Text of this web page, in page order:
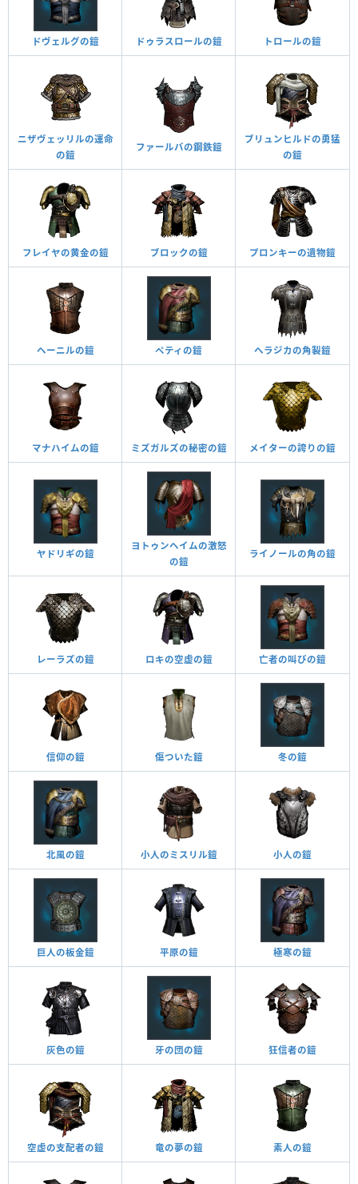
ドヴェルグの鎧 ドゥラスロールの鎧 トロールの鎧
ニザヴェッリルの運命
の鎧
ファールバの鋼鉄鎧
ブリュンヒルドの勇猛
の鎧
フレイヤの黄金の鎧 ブロックの鎧 プロンキーの遺物鎧
ヘーニルの鎧 ペティの鎧 ヘラジカの角製鎧
マナハイムの鎧 ミズガルズの秘密の鎧 メイターの誇りの鎧
ヤドリギの鎧
ヨトゥンヘイムの激怒
の鎧
ライノールの角の鎧
レーラズの鎧 ロキの空虚の鎧 亡者の叫びの鎧
信仰の鎧 傷ついた鎧 冬の鎧
北風の鎧 小人のミスリル鎧 小人の鎧
巨人の板金鎧 平原の鎧 極寒の鎧
灰色の鎧 牙の団の鎧 狂信者の鎧
空虚の支配者の鎧 竜の夢の鎧 素人の鎧